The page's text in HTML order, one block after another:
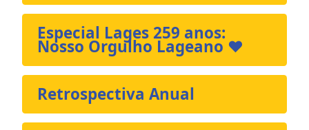
Especial Lages 259 anos:
Nosso Orgulho Lageano ❤️
Retrospectiva Anual